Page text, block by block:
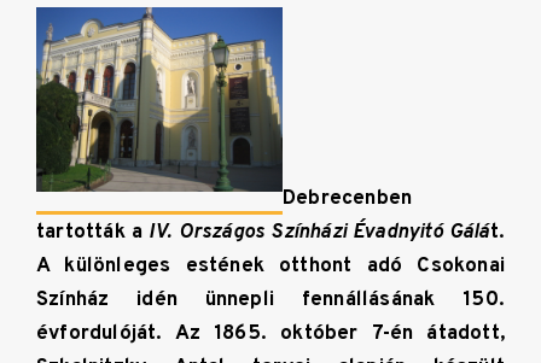
Debrecenben
tartották a IV. Országos Színházi Évadnyitó Gálát.
A különleges estének otthont adó Csokonai
Színház idén ünnepli fennállásának 150.
évfordulóját. Az 1865. október 7-én átadott,